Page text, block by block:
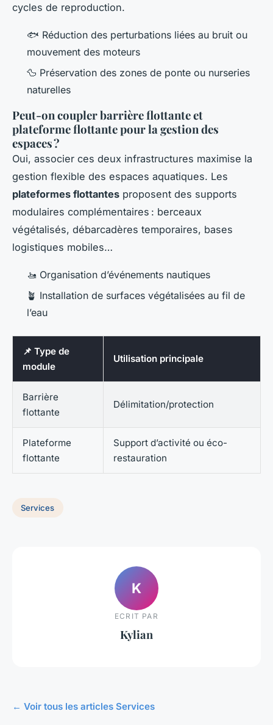
cycles de reproduction.
🐟 Réduction des perturbations liées au bruit ou
mouvement des moteurs
🦆 Préservation des zones de ponte ou nurseries
naturelles
Peut-on coupler barrière flottante et
plateforme flottante pour la gestion des
espaces ?
Oui, associer ces deux infrastructures maximise la
gestion flexible des espaces aquatiques. Les
plateformes flottantes proposent des supports
modulaires complémentaires : berceaux
végétalisés, débarcadères temporaires, bases
logistiques mobiles…
🚤 Organisation d’événements nautiques
🪴 Installation de surfaces végétalisées au fil de
l’eau
📌 Type de
module
Utilisation principale
Barrière
flottante
Délimitation/protection
Plateforme
flottante
Support d’activité ou éco-
restauration
Services
K
ECRIT PAR
Kylian
← Voir tous les articles Services